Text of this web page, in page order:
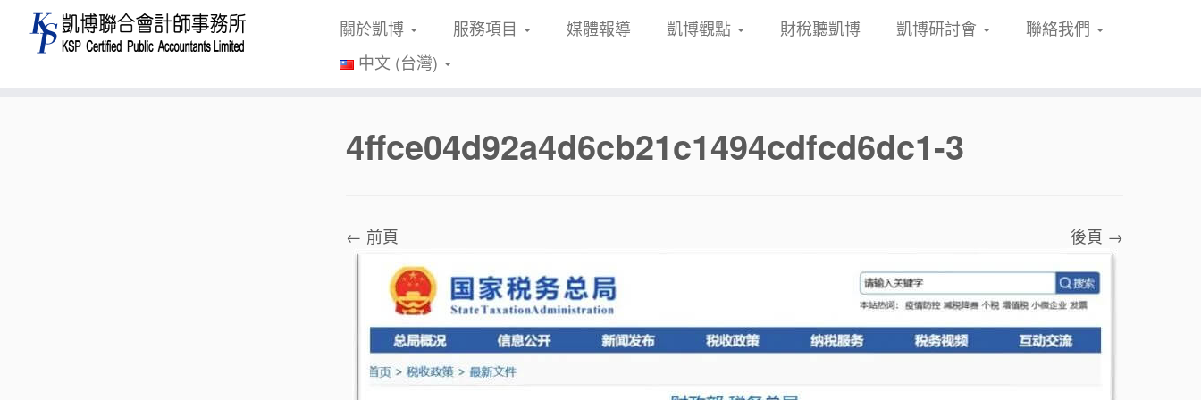
關於凱博 服務項目 媒體報導 凱博觀點 財稅聽凱博 凱博研討會
聯絡我們
中文 (台灣)
4ffce04d92a4d6cb21c1494cdfcd6dc1-3
← 前頁 後頁 →